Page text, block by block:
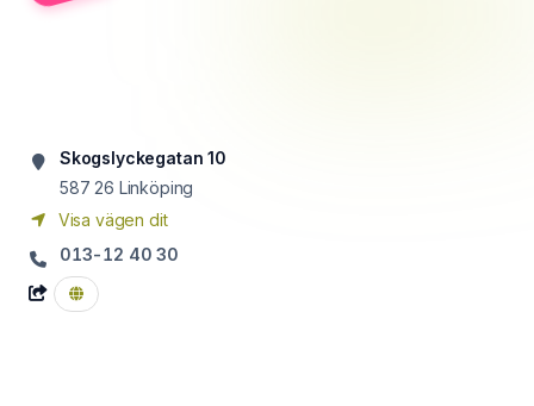
Skogslyckegatan 10
587 26 Linköping
Visa vägen dit
013-12 40 30